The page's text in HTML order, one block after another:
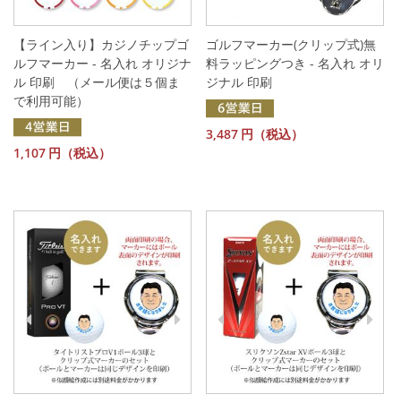
【ライン入り】カジノチップゴ
ルフマーカー - 名入れ オリジナ
ル 印刷 （メール便は５個ま
で利用可能）
1,107 円（税込）
ゴルフマーカー(クリップ式)無
料ラッピングつき - 名入れ オリ
ジナル 印刷
3,487 円（税込）